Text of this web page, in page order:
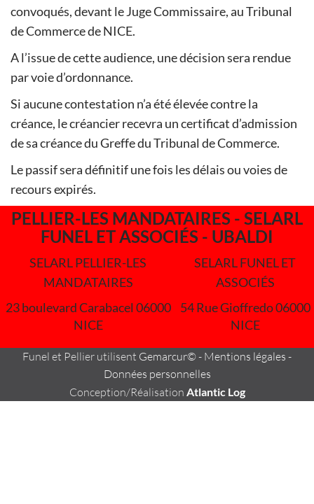
convoqués, devant le Juge Commissaire, au Tribunal
de Commerce de NICE.
A l’issue de cette audience, une décision sera rendue
par voie d’ordonnance.
Si aucune contestation n’a été élevée contre la
créance, le créancier recevra un certificat d’admission
de sa créance du Greffe du Tribunal de Commerce.
Le passif sera définitif une fois les délais ou voies de
recours expirés.
PELLIER-LES MANDATAIRES - SELARL
FUNEL ET ASSOCIÉS - UBALDI
SELARL PELLIER-LES
MANDATAIRES
23 boulevard Carabacel 06000
NICE
SELARL FUNEL ET
ASSOCIÉS
54 Rue Gioffredo 06000
NICE
Funel et Pellier utilisent Gemarcur©- Mentions légales -
Données personnelles
Conception/Réalisation Atlantic Log